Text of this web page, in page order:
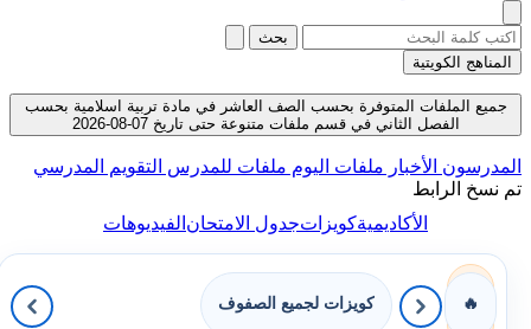
بحث
المناهج الكويتية
جميع الملفات المتوفرة بحسب الصف العاشر في مادة تربية اسلامية بحسب
الفصل الثاني في قسم ملفات متنوعة حتى تاريخ 07-08-2026
المدرسون الأخبار ملفات اليوم ملفات للمدرس التقويم المدرسي
تم نسخ الرابط
الأكاديميةكويزاتجدول الامتحانالفيديوهات
🔥 كويزات لجميع الصفوف